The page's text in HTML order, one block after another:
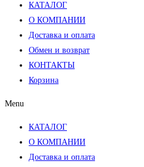
КАТАЛОГ
О КОМПАНИИ
Доставка и оплата
Обмен и возврат
КОНТАКТЫ
Корзина
Menu
КАТАЛОГ
О КОМПАНИИ
Доставка и оплата